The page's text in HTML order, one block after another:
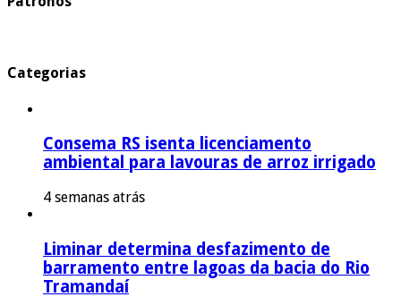
Categorias
Consema RS isenta licenciamento
ambiental para lavouras de arroz irrigado
4 semanas atrás
Liminar determina desfazimento de
barramento entre lagoas da bacia do Rio
Tramandaí